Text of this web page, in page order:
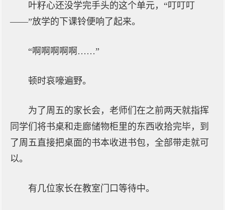
叶籽心还没学完手头的这个单元，“叮叮叮
——”放学的下课铃便响了起来。
“啊啊啊啊啊……”
顿时哀嚎遍野。
为了周五的家长会，老师们在之前两天就指挥
同学们将书桌和走廊储物柜里的东西收拾完毕，到
了周五直接把桌面的书本收进书包，全部带走就可
以。
有几位家长在教室门口等待中。